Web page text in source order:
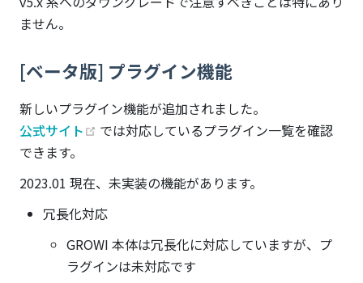
ません。
[ベータ版] プラグイン機能
新しいプラグイン機能が追加されました。
公式サイト
(opens new window)
では対応しているプラグイン一覧を確認
できます。
2023.01 現在、未実装の機能があります。
冗長化対応
GROWI 本体は冗長化に対応していますが、プ
ラグインは未対応です